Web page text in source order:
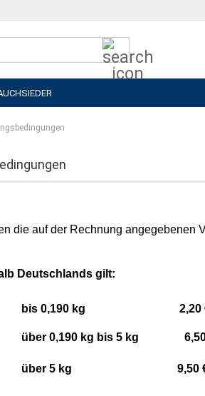
die auf der Rechnung angegebenen
Deutschlands gilt:
bis 0,190 kg 2,20 €
über 0,190 kg bis 5 kg 6,50€
über 5 kg 9,50 € (als